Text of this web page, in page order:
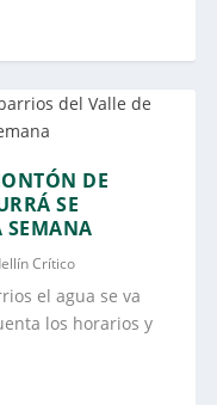
DE
SE
SEMANA
Crítico
el agua se va
los horarios y